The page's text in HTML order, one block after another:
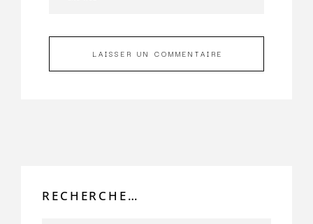
LAISSER UN COMMENTAIRE
RECHERCHE…